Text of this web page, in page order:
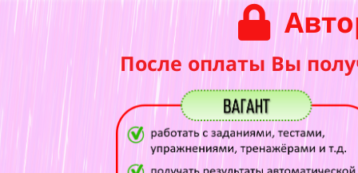
После оплаты Вы